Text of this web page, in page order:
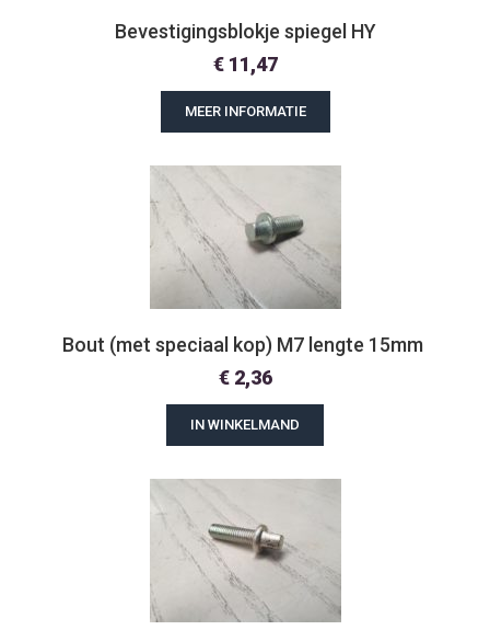
Bevestigingsblokje spiegel HY
€11,47
MEER INFORMATIE
Bout (met speciaal kop) M7 lengte 15mm
€2,36
IN WINKELMAND